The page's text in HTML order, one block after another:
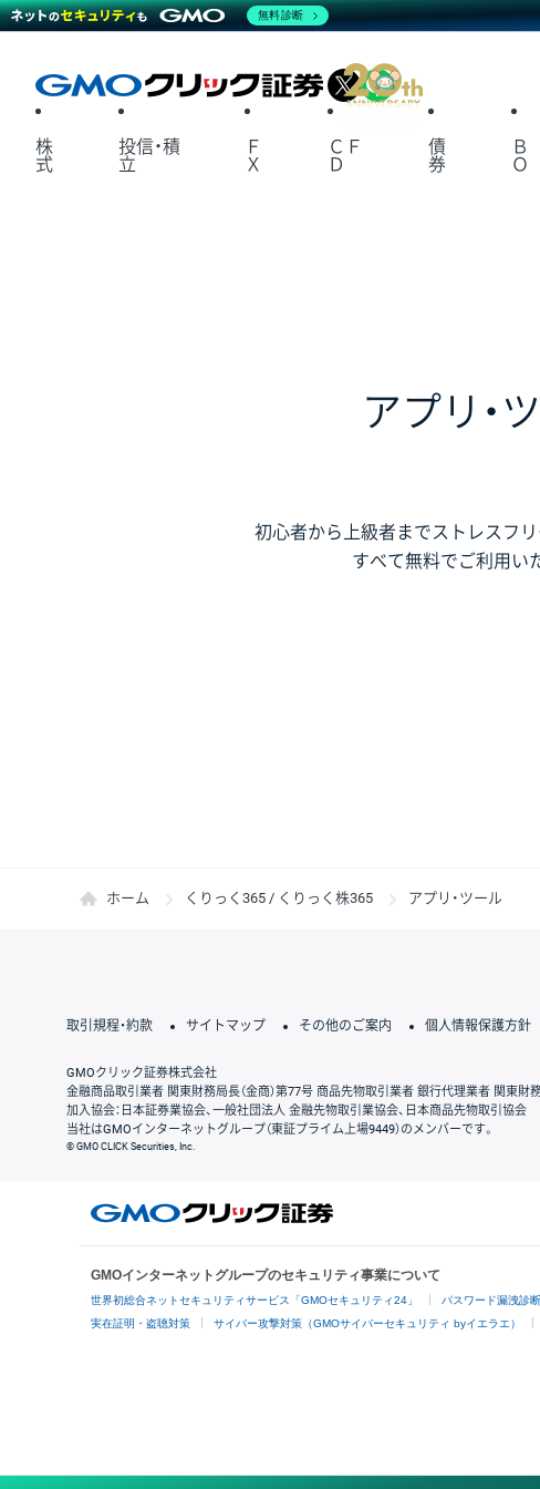
X
株
式
投信・積
立
Ｆ
Ｘ
ＣＦ
Ｄ
債
券
Ｂ
Ｏ
アプリ・
初心者から上級者までストレスフリ
すべて無料でご利用い
ホーム くりっく365 / くりっく株365 アプリ・ツール
取引規程・約款 サイトマップ その他のご案内 個人情報保護方針
GMOクリック証券株式会社
金融商品取引業者 関東財務局長（金商）第77号 商品先物取引業者 銀行代理業者 関東財
加入協会：日本証券業協会、一般社団法人 金融先物取引業協会、日本商品先物取引協会
当社はGMOインターネットグループ（東証プライム上場9449）のメンバーです。
© GMO CLICK Securities, Inc.
GMOインターネットグループのセキュリティ事業について
世界初総合ネットセキュリティサービス「GMOセキュリティ24」 パスワード漏洩診断
実在証明・盗聴対策 サイバー攻撃対策（GMOサイバーセキュリティ byイエラエ）
無料診断